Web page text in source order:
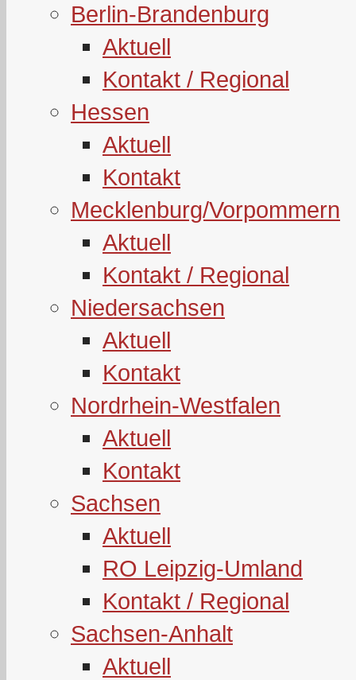
Berlin-Brandenburg
Aktuell
Kontakt / Regional
Hessen
Aktuell
Kontakt
Mecklenburg/Vorpommern
Aktuell
Kontakt / Regional
Niedersachsen
Aktuell
Kontakt
Nordrhein-Westfalen
Aktuell
Kontakt
Sachsen
Aktuell
RO Leipzig-Umland
Kontakt / Regional
Sachsen-Anhalt
Aktuell